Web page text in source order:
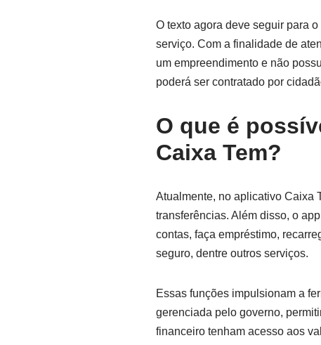
O texto agora deve seguir para
serviço. Com a finalidade de
um empreendimento e não
poderá ser contratado por
O que é
Caixa Tem?
Atualmente, no aplicativo Caixa
transferências. Além disso, o
contas, faça empréstimo,
seguro, dentre outros serviços.
Essas funções impulsionam a
gerenciada pelo governo,
financeiro tenham acesso aos